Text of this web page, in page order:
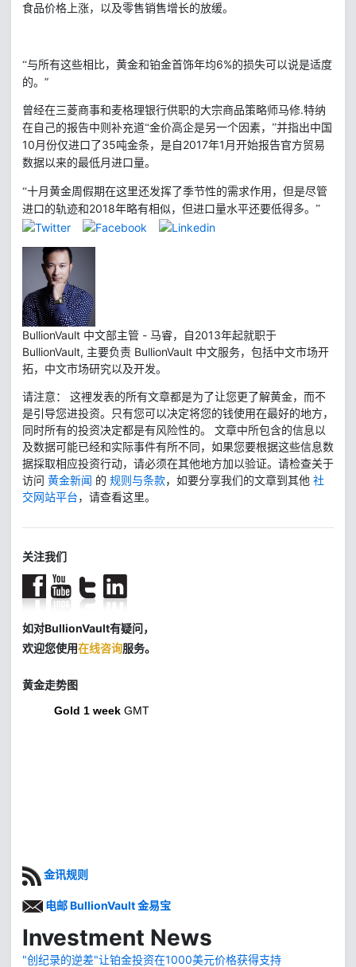
食品价格上涨，以及零售销售增长的放缓。
“与所有这些相比，黄金和铂金首饰年均6%的损失可以说是适度
的。”
曾经在三菱商事和麦格理银行供职的大宗商品策略师马修.特纳
在自己的报告中则补充道“金价高企是另一个因素，”并指出中国
10月份仅进口了35吨金条，是自 2017年1 月开始报告官方贸易
数据以来的最低月进口量。
“十月黄金周假期在这里还发挥了季节性的需求作用，但是尽管
进口的轨迹和 2018年略有相似，但进口量水平还要低得多。”
BullionVault 中文部主管 - 马睿，自2013年起就职于
BullionVault, 主要负责 BullionVault 中文服务，包括中文市场开
拓，中文市场研究以及开发。
请注意： 这裡发表的所有文章都是为了让您更了解黄金，而不
是引导您进投资。只有您可以决定将您的钱使用在最好的地方，
同时所有的投资决定都是有风险性的。 文章中所包含的信息以
及数据可能已经和实际事件有所不同，如果您要根据这些信息数
据採取相应投资行动，请必须在其他地方加以验证。请检查关于
访问 黄金新闻 的 规则与条款，如要分享我们的文章到其他 社
交网站平台，请查看这里。
关注我们
如对BullionVault有疑问，
欢迎您使用在线咨询服务。
黄金走势图
Gold 1 week GMT
金讯规则
电邮 BullionVault 金易宝
Investment News
"创纪录的逆差"让铂金投资在1000美元价格获得支持